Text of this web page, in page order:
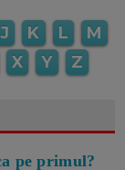
J K L
M
X Y Z
pe primul?